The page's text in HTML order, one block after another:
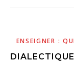
ENSEIGNER :